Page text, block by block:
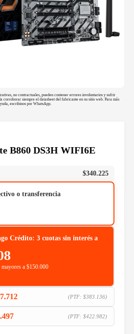
no contractuales, pueden contener errores involuntarios y sufrir
corroborar siempre el datasheet del fabricante en su sitio web. Para más
escribinos por WhatsApp.
B860 DS3H WIFI6E
$340.225
o transferencia
Crédito: 3 cuotas sin interés a
a $150.000
(PTF: $383.136)
(PTF: $422.982)